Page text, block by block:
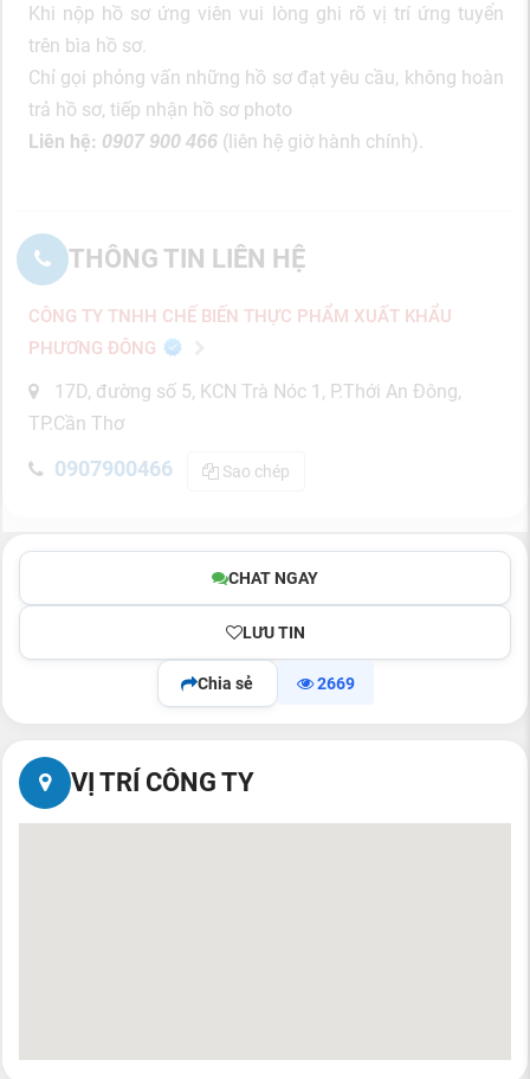
Khi nộp hồ sơ ứng viên vui lòng ghi rõ vị trí ứng tuyển
trên bìa hồ sơ.
Chỉ gọi phỏng vấn những hồ sơ đạt yêu cầu, không hoàn
trả hồ sơ, tiếp nhận hồ sơ photo
Liên hệ: 0907 900 466 (liên hệ giờ hành chính).
THÔNG TIN LIÊN HỆ
CÔNG TY TNHH CHẾ BIẾN THỰC PHẨM XUẤT KHẨU
PHƯƠNG ĐÔNG
17D, đường số 5, KCN Trà Nóc 1, P.Thới An Đông,
TP.Cần Thơ
0907900466 Sao chép
CHAT NGAY
LƯU TIN
Chia sẻ 2669
VỊ TRÍ CÔNG TY